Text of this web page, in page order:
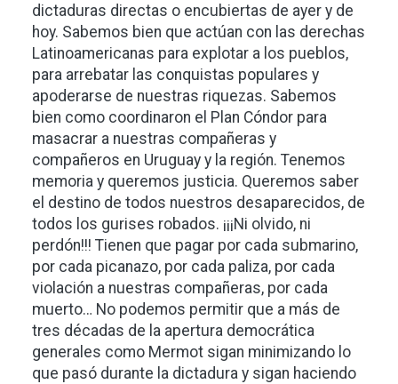
dictaduras directas o encubiertas de ayer y de
hoy. Sabemos bien que actúan con las derechas
Latinoamericanas para explotar a los pueblos,
para arrebatar las conquistas populares y
apoderarse de nuestras riquezas. Sabemos
bien como coordinaron el Plan Cóndor para
masacrar a nuestras compañeras y
compañeros en Uruguay y la región. Tenemos
memoria y queremos justicia. Queremos saber
el destino de todos nuestros desaparecidos, de
todos los gurises robados. ¡¡¡Ni olvido, ni
perdón!!! Tienen que pagar por cada submarino,
por cada picanazo, por cada paliza, por cada
violación a nuestras compañeras, por cada
muerto… No podemos permitir que a más de
tres décadas de la apertura democrática
generales como Mermot sigan minimizando lo
que pasó durante la dictadura y sigan haciendo